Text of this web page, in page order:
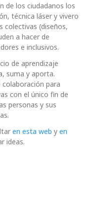
de los ciudadanos los
técnica láser y vivero
colectivas (diseños,
a hacer de
e inclusivos.
de aprendizaje
suma y aporta.
para
con el único fin de
personas y sus
en esta web y en
ideas.